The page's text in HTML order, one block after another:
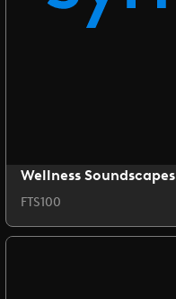
Wellness Soundscapes
FTS100